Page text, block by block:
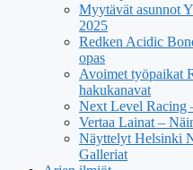
Myytävät asunnot
2025
Redken Acidic
opas
Avoimet työpaikat
hakukanavat
Next Level Racing
Vertaa Lainat –
Näyttelyt Helsinki
Galleriat